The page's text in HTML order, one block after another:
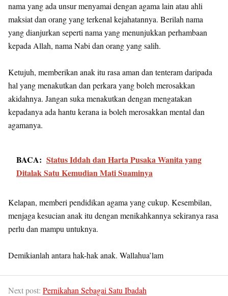
nama yang ada unsur menyamai dengan agama lain atau ahli
maksiat dan orang yang terkenal kejahatannya. Berilah nama
yang dianjurkan seperti nama yang menunjukkan perhambaan
kepada Allah, nama Nabi dan orang yang salih.
Ketujuh, memberikan anak itu rasa aman dan tenteram daripada
hal yang menakutkan dan perkara yang boleh merosakkan
akidahnya. Jangan suka menakutkan dengan mengatakan
kepadanya ada hantu kerana ia boleh merosakkan mental dan
agamanya.
BACA: Status Iddah dan Harta Pusaka Wanita yang
Ditalak Satu Kemudian Mati Suaminya
Kelapan, memberi pendidikan agama yang cukup. Kesembilan,
menjaga kesucian anak itu dengan menikahkannya sekiranya rasa
perlu dan mampu untuknya.
Demikianlah antara hak-hak anak. Wallahua’lam
Next post: Pernikahan Sebagai Satu Ibadah